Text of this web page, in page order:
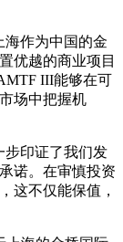
海作为中国的金
优越的商业项目
III能够在可
场中把握机
步印证了我们发
诺。在审慎投资
这不仅能保值，